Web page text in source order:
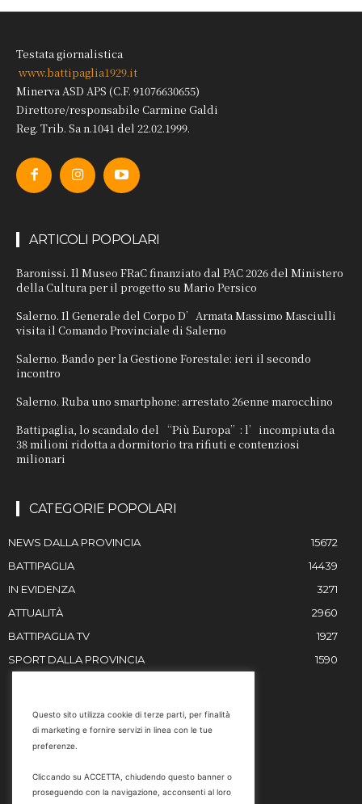
Testata giornalistica
www.battipaglia1929.it
Minerva ASD APS (C.F. 91076630655)
Direttore/responsabile Carmine Galdi
Reg. Trib. Sa n.1041 del 22.02.1999.
ARTICOLI POPOLARI
Baronissi. Il Museo FRaC finanziato dal PAC 2026 del Ministero
della Cultura per il progetto su Mario Persico
Salerno. Il Generale del Corpo D’Armata Massimo Masciulli
visita il Comando Provinciale di Salerno
Salerno. Bando per la Gestione Forestale: ieri il secondo
incontro
Salerno. Ruba uno smartphone: arrestato 26enne marocchino
Battipaglia, lo scandalo del “Più Europa”: l’incompiuta da
38 milioni ridotta a dormitorio tra rifiuti e contenziosi
milionari
CATEGORIE POPOLARI
NEWS DALLA PROVINCIA
15672
BATTIPAGLIA
14439
IN EVIDENZA
3271
ATTUALITÀ
2960
BATTIPAGLIA TV
1927
SPORT DALLA PROVINCIA
1590
Email
marketing@battipaglia1929.it
Questo sito utilizza cookie di terze parti, per finalità
di marketing e fornire servizi in linea con le tue
preferenze.
Cliccando su ACCETTA, chiudendo questo banner o
proseguendo con la navigazione, acconsenti al loro